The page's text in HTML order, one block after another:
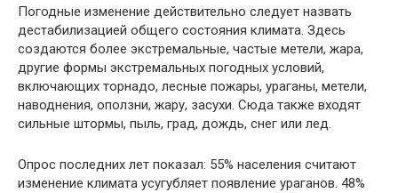
Погодные изменение действительно следует назвать
дестабилизацией общего состояния климата. Здесь
создаются более экстремальные, частые метели, жара,
другие формы экстремальных погодных условий,
включающих торнадо, лесные пожары, ураганы, метели,
наводнения, оползни, жару, засухи. Сюда также входят
сильные штормы, пыль, град, дождь, снег или лед.
Опрос последних лет показал: 55% населения считают
изменение климата усугубляет появление ураганов. 48%